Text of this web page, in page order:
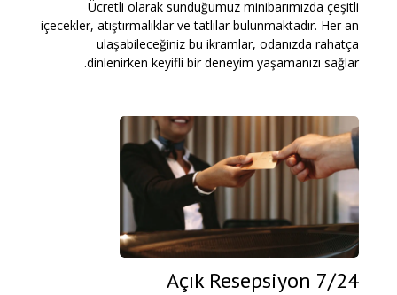
Ücretli olarak sunduğumuz minibarımızda çeşitli
içecekler, atıştırmalıklar ve tatlılar bulunmaktadır. Her an
ulaşabileceğiniz bu ikramlar, odanızda rahatça
dinlenirken keyifli bir deneyim yaşamanızı sağlar.
7/24 Açık Resepsiyon